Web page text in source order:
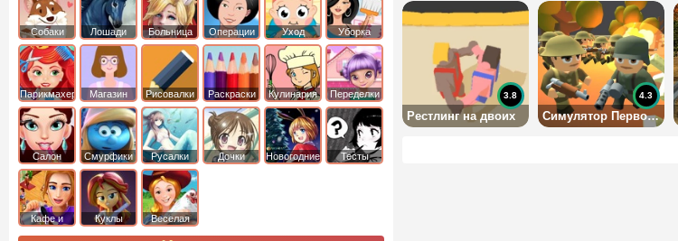
Рестлинг на двоих
3.8
Симулятор Первой Мировой Войны
4.3
Собаки Лошади Больница Операции Уход Уборка
Парикмахер Магазин Рисовалки Раскраски Кулинария Переделки
Салон Смурфики Русалки Дочки Новогодние Тесты
Кафе и
Куклы
Веселая